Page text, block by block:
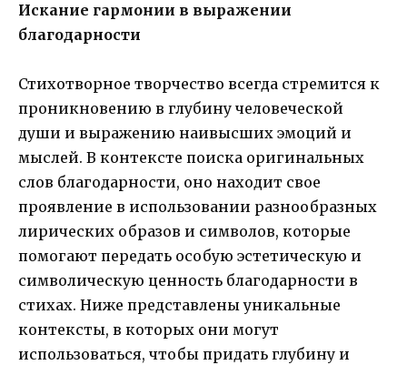
Искание гармонии в выражении
благодарности
Стихотворное творчество всегда стремится к
проникновению в глубину человеческой
души и выражению наивысших эмоций и
мыслей. В контексте поиска оригинальных
слов благодарности, оно находит свое
проявление в использовании разнообразных
лирических образов и символов, которые
помогают передать особую эстетическую и
символическую ценность благодарности в
стихах. Ниже представлены уникальные
контексты, в которых они могут
использоваться, чтобы придать глубину и